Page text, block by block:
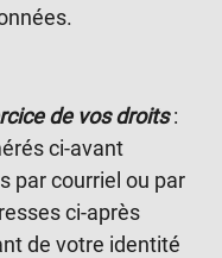
de vos droits:
ci-avant
par courriel ou par
ci-après
de votre identité